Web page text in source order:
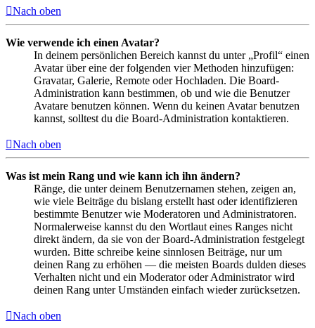
Nach oben
Wie verwende ich einen Avatar?
In deinem persönlichen Bereich kannst du unter „Profil“ einen
Avatar über eine der folgenden vier Methoden hinzufügen:
Gravatar, Galerie, Remote oder Hochladen. Die Board-
Administration kann bestimmen, ob und wie die Benutzer
Avatare benutzen können. Wenn du keinen Avatar benutzen
kannst, solltest du die Board-Administration kontaktieren.
Nach oben
Was ist mein Rang und wie kann ich ihn ändern?
Ränge, die unter deinem Benutzernamen stehen, zeigen an,
wie viele Beiträge du bislang erstellt hast oder identifizieren
bestimmte Benutzer wie Moderatoren und Administratoren.
Normalerweise kannst du den Wortlaut eines Ranges nicht
direkt ändern, da sie von der Board-Administration festgelegt
wurden. Bitte schreibe keine sinnlosen Beiträge, nur um
deinen Rang zu erhöhen — die meisten Boards dulden dieses
Verhalten nicht und ein Moderator oder Administrator wird
deinen Rang unter Umständen einfach wieder zurücksetzen.
Nach oben